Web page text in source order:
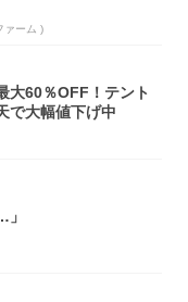
ァーム )
大60％OFF！テント
で大幅値下げ中
」